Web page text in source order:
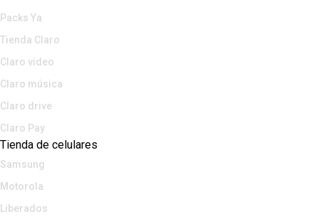
Packs Ya
Tienda Claro
Claro video
Claro música
Claro drive
Claro Pay
Tienda de celulares
Samsung
Motorola
Liberados